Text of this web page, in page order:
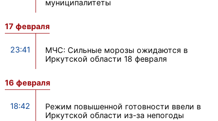
муниципалитеты
17 февраля
23:41
МЧС: Сильные морозы ожидаются в
Иркутской области 18 февраля
16 февраля
18:42
Режим повышенной готовности ввели в
Иркутской области из-за непогоды